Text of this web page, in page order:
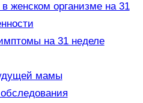
женском организме на 31
на 31 неделе
мамы